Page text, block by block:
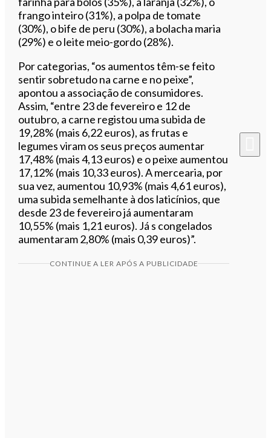
frango inteiro (31%), a polpa de tomate
(30%), o bife de peru (30%), a bolacha maria
(29%) e o leite meio-gordo (28%).
Por categorias, “os aumentos têm-se feito
sentir sobretudo na carne e no peixe”,
apontou a associação de consumidores.
Assim, “entre 23 de fevereiro e 12 de
outubro, a carne registou uma subida de
19,28% (mais 6,22 euros), as frutas e
legumes viram os seus preços aumentar
17,48% (mais 4,13 euros) e o peixe aumentou
17,12% (mais 10,33 euros). A mercearia, por
sua vez, aumentou 10,93% (mais 4,61 euros),
uma subida semelhante à dos laticínios, que
desde 23 de fevereiro já aumentaram
10,55% (mais 1,21 euros). Já s congelados
aumentaram 2,80% (mais 0,39 euros)”.
CONTINUE A LER APÓS A PUBLICIDADE